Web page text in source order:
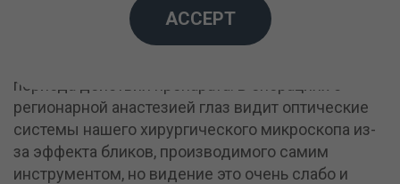
же находится под воздействием анастезии, и
поэтому глаз теряет возможность видеть или
периода действия препарата. В операциях с
регионарной анастезией глаз видит оптические
системы нашего хирургического микроскопа из-
за эффекта бликов, производимого самим
инструментом, но видение это очень слабо и
ACCEPT